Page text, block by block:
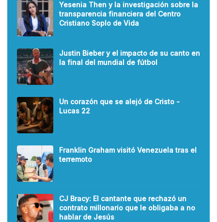
Yesenia Then y la investigación sobre la
transparencia financiera del Centro
Cristiano Soplo de Vida
Justin Bieber y el impacto de su canto en
la final del mundial de fútbol
Un corazón que se alejó de Cristo -
Lucas 22
Franklin Graham visitó Venezuela tras el
terremoto
CJ Bracy: El cantante que rechazó un
contrato millonario que le obligaba a no
hablar de Jesús